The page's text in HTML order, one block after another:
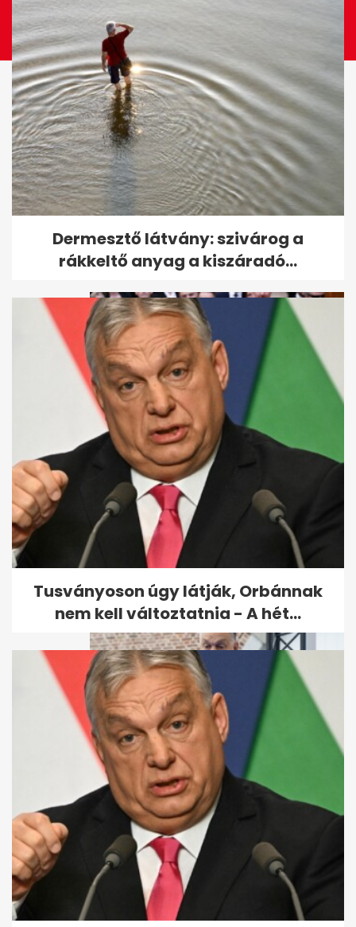
A Kossuth tér víztükrén át
rohantak az emberek a Tisza...
Gulyás gratulációjánál
huhogtak a leghangosabban,
miután...
Hozzányúlt az árrésstophoz a
leköszönő Orbán-kormány
Dermesztő látvány: szivárog a
rákkeltő anyag a kiszáradó...
Tusványoson úgy látják, Orbánnak
nem kell változtatnia - A hét...